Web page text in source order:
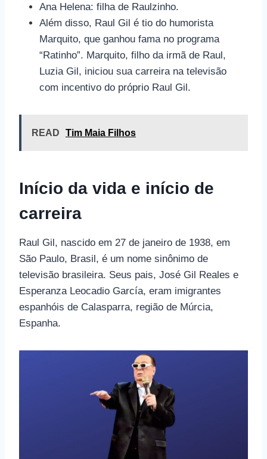
Ana Helena: filha de Raulzinho.
Além disso, Raul Gil é tio do humorista
Marquito, que ganhou fama no programa
“Ratinho”. Marquito, filho da irmã de Raul,
Luzia Gil, iniciou sua carreira na televisão
com incentivo do próprio Raul Gil.
READ Tim Maia Filhos
Início da vida e início de
carreira
Raul Gil, nascido em 27 de janeiro de 1938, em
São Paulo, Brasil, é um nome sinônimo de
televisão brasileira. Seus pais, José Gil Reales e
Esperanza Leocadio García, eram imigrantes
espanhóis de Calasparra, região de Múrcia,
Espanha.